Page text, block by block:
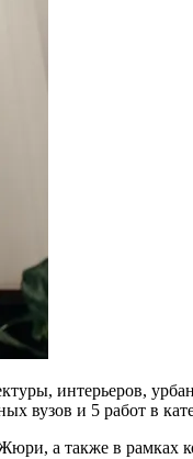
интерьеров,
вузов и 5 работ в
а также в рамках